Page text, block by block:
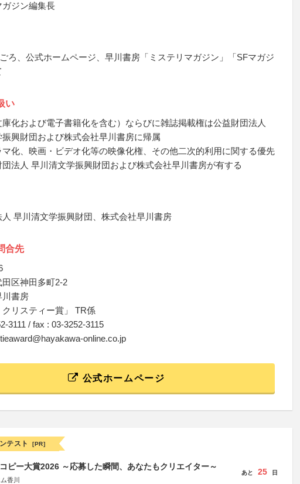
ガジン編集長
ろ、公式ホームページ、早川書房「ミステリマガジン」「SFマガジ
い
庫化および電子書籍化を含む）ならびに雑誌掲載権は公益財団法人
興財団および株式会社早川書房に帰属
マ化、映画・ビデオ化等の映像化権、その他二次的利用に関する優先
法人 早川清文学振興財団および株式会社早川書房が有する
早川清文学振興財団、株式会社早川書房
合先
区神田多町2-2
川書房
クリスティー賞」 TR係
3111 / fax : 03-3252-3115
online.co.jp
公式ホームページ
テスト [PR]
ピー大賞2026 ～応募した瞬間、あなたもクリエイター～
香川
あと 25 日